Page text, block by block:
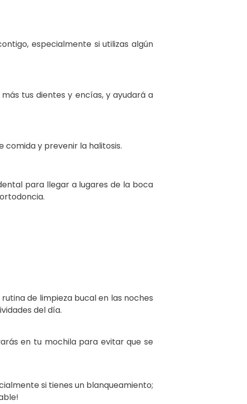
especialmente si utilizas algún
tus dientes y encías, y ayudará a
y prevenir la halitosis.
para llegar a lugares de la boca
de limpieza bucal en las noches
del día.
en tu mochila para evitar que se
si tienes un blanqueamiento;